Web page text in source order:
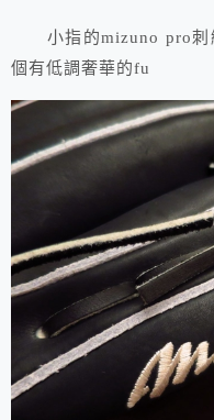
小指的mizuno pro刺
個有低調奢華的fu